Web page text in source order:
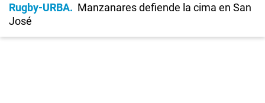
Rugby-URBA
Manzanares defiende la cima en San
José